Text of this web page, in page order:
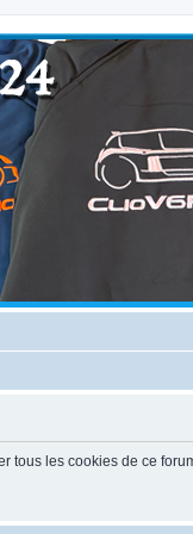
V6
tous les cookies de ce